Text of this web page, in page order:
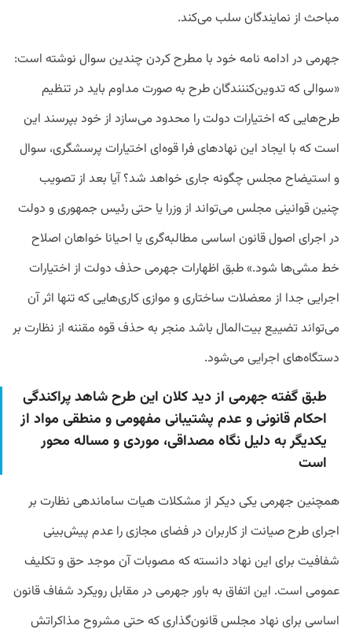
مباحث از نمایندگان سلب می‌کند.
جهرمی در ادامه نامه خود با مطرح کردن چندین سوال نوشته است:
«سوالی که تدوین‌کننندگان طرح به صورت مداوم باید در تنظیم
طرح‌هایی که اختیارات دولت را محدود می‌سازد از خود بپرسند این
است که با ایجاد این نهادهای فرا قوه‌ای اختیارات پرسشگری، سوال
و استیضاح مجلس چگونه جاری خواهد شد؟ آیا بعد از تصویب
چنین قوانینی مجلس می‌تواند از وزرا یا حتی رئیس جمهوری و دولت
در اجرای اصول قانون اساسی مطالبه‌گری یا احیانا خواهان اصلاح
خط مشی‌ها شود.» طبق اظهارات جهرمی حذف دولت از اختیارات
اجرایی جدا از معضلات ساختاری و موازی کاری‌هایی که تنها اثر آن
می‌تواند تضییع بیت‌المال باشد منجر به حذف قوه مقننه از نظارت بر
دستگاه‌های اجرایی می‌شود.
طبق گفته جهرمی از دید کلان این طرح شاهد پراکندگی
احکام قانونی و عدم پشتیبانی مفهومی و منطقی مواد از
یکدیگر به دلیل نگاه مصداقی، موردی و مساله محور
است
همچنین جهرمی یکی دیکر از مشکلات هیات ساماندهی نظارت بر
اجرای طرح صیانت از کاربران در فضای مجازی را عدم پیش‌بینی
شفافیت برای این نهاد دانسته که مصوبات آن موجد حق و تکلیف
عمومی است. این اتفاق به باور جهرمی در مقابل رویکرد شفاف قانون
اساسی برای نهاد مجلس قانون‌گذاری که حتی مشروح مذاکراتش